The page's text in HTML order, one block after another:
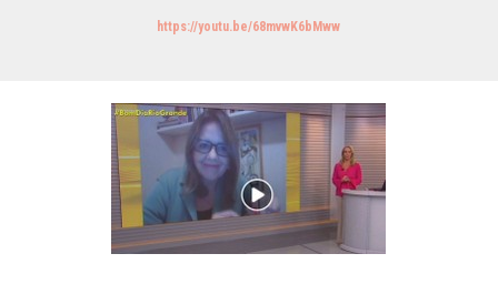
https://youtu.be/68mvwK6bMww